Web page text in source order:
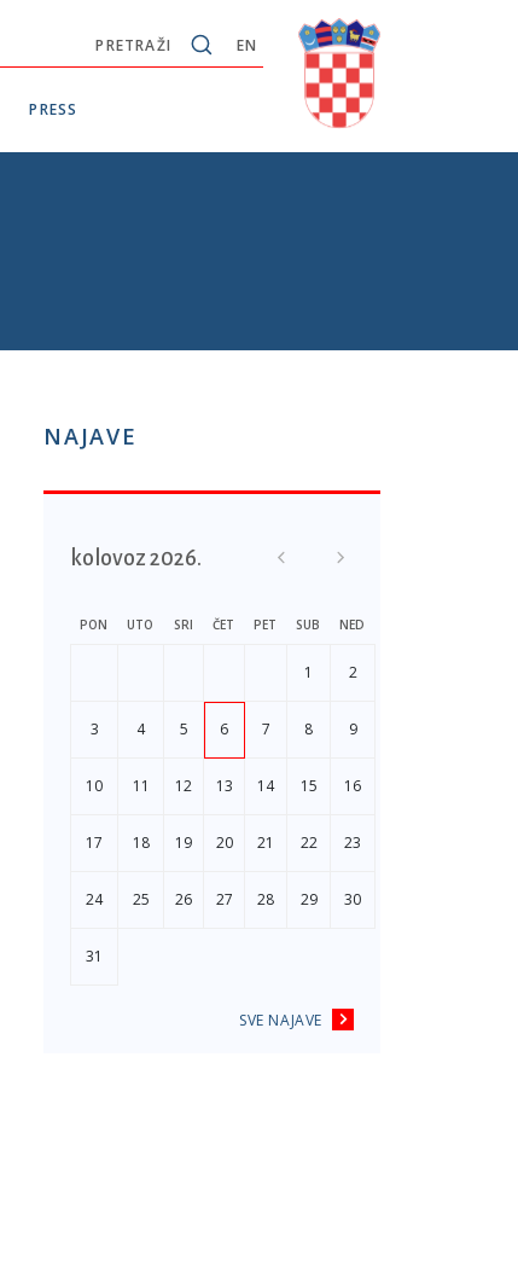
EN
PRETRAŽI
PRESS
NAJAVE
kolovoz 2026.
PON UTO SRI ČET PET SUB NED
1 2
3 4 5 6 7 8 9
10 11 12 13 14 15 16
17 18 19 20 21 22 23
24 25 26 27 28 29 30
31
SVE NAJAVE